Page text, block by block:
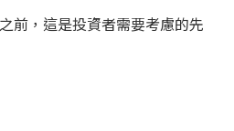
前，這是投資者需要考慮的先